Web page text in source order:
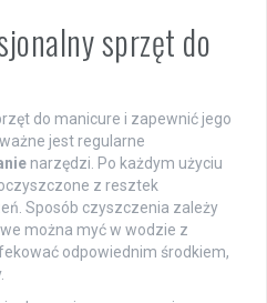
sprzęt do
do manicure i zapewnić jego
jest regularne
narzędzi. Po każdym użyciu
z resztek
Sposób czyszczenia zależy
można myć w wodzie z
odpowiednim środkiem,